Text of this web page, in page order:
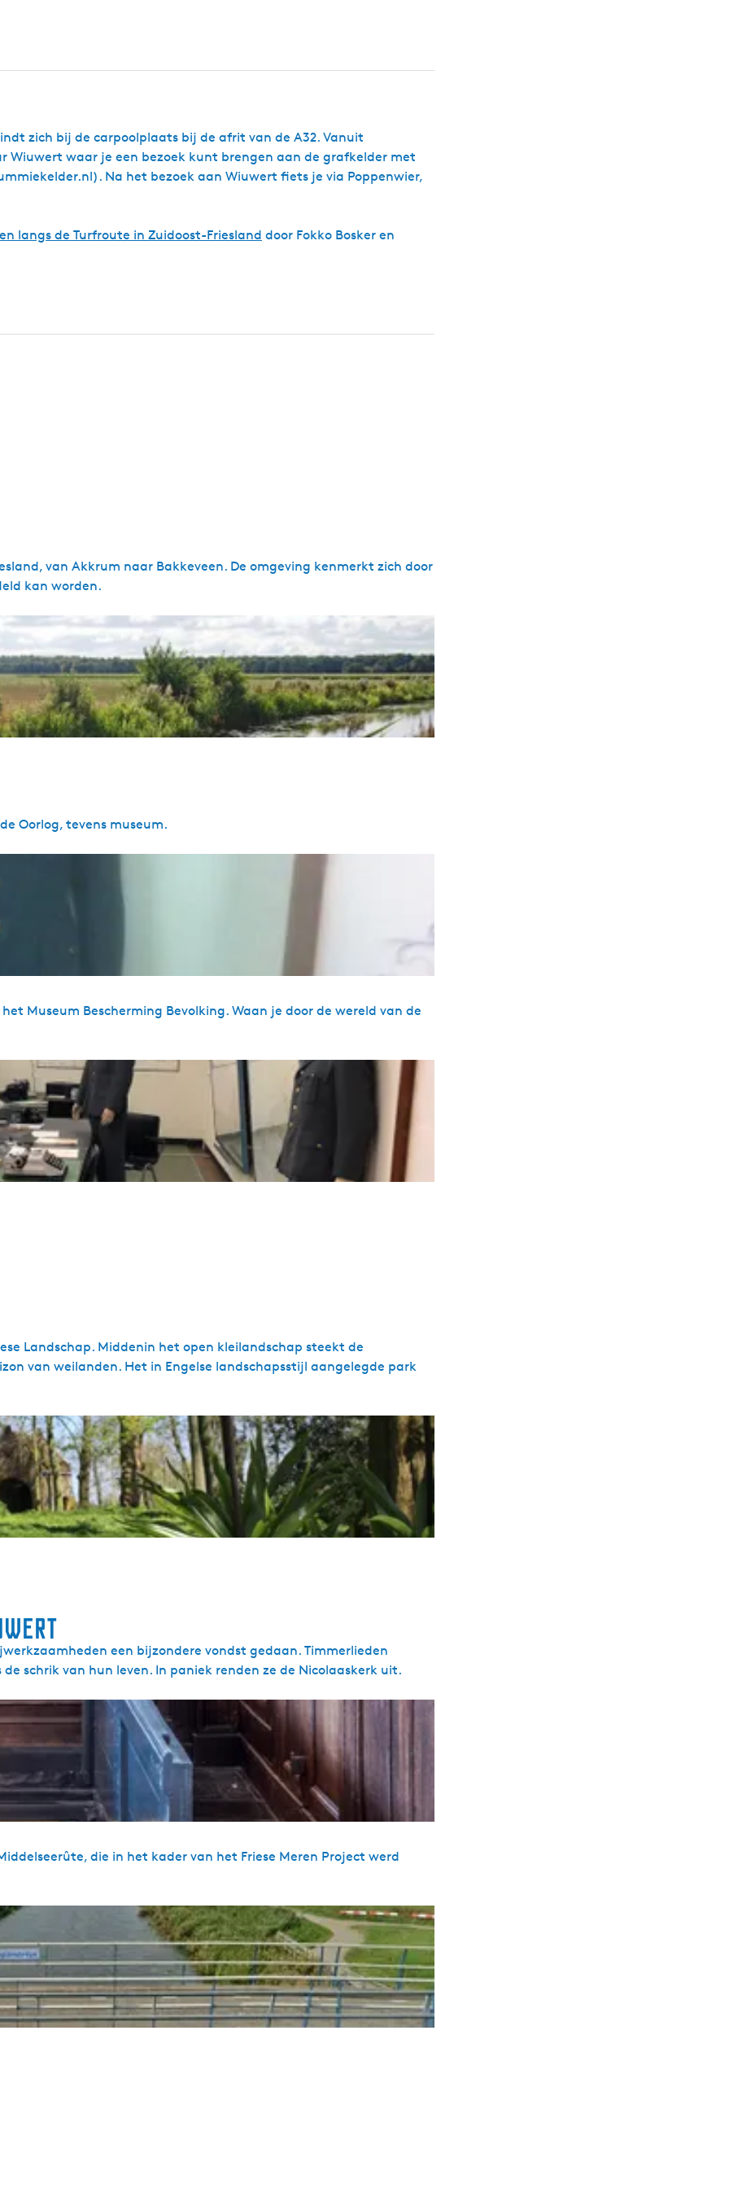
zich bij de carpoolplaats bij de afrit van de A32. Vanuit
Wiuwert waar je een bezoek kunt brengen aan de grafkelder met
Na het bezoek aan Wiuwert fiets je via Poppenwier,
langs de Turfroute in Zuidoost-Friesland door Fokko Bosker en
van Akkrum naar Bakkeveen. De omgeving kenmerkt zich door
kan worden.
Oorlog, tevens museum.
Museum Bescherming Bevolking. Waan je door de wereld van de
Landschap. Middenin het open kleilandschap steekt de
van weilanden. Het in Engelse landschapsstijl aangelegde park
een bijzondere vondst gedaan. Timmerlieden
schrik van hun leven. In paniek renden ze de Nicolaaskerk uit.
die in het kader van het Friese Meren Project werd